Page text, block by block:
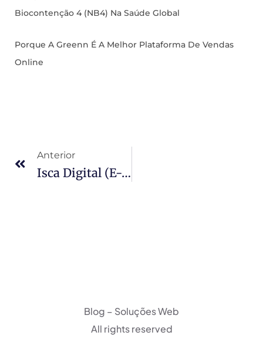
Biocontenção 4 (NB4) Na Saúde Global
Porque A Greenn É A Melhor Plataforma De Vendas
Online
Anterior
Isca Digital (E-Book) Nutricionista – Projeto Manequim 42
Blog – Soluções Web
All rights reserved